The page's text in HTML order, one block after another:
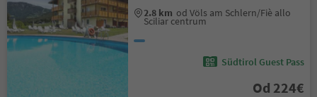
2.8 km od Völs am Schlern/Fiè allo
Sciliar centrum
Südtirol Guest Pass
Od 224€